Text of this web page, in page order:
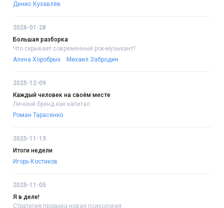
Денис Кузавлёв
2026-01-28
Большая разборка
Что скрывает современный рок-музыкант?
Алена Хоробрых
Михаил Забродин
2025-12-09
Каждый человек на своём месте
Личный бренд как капитал
Роман Тарасенко
2025-11-13
Итоги недели
Игорь Костиков
2025-11-05
Я в деле!
Стратегия прорыва:новая психология